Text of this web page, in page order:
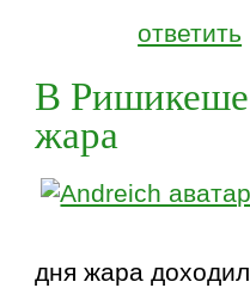
ответить
В Ришикеше
жара
дня жара